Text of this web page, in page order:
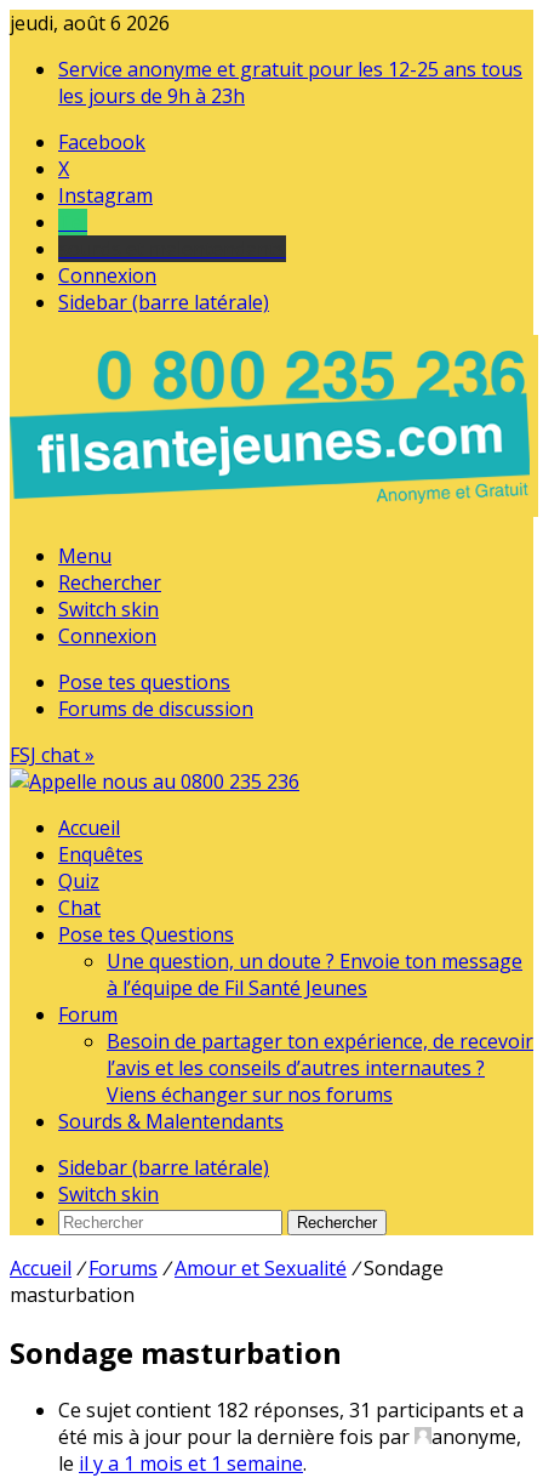
jeudi, août 6 2026
Service anonyme et gratuit pour les 12-25 ans tous
les jours de 9h à 23h
Facebook
X
Instagram
Connexion
Sidebar (barre latérale)
Menu
Rechercher
Switch skin
Connexion
Pose tes questions
Forums de discussion
FSJ chat »
Accueil
Enquêtes
Quiz
Chat
Pose tes Questions
Une question, un doute ? Envoie ton message
à l’équipe de Fil Santé Jeunes
Forum
Besoin de partager ton expérience, de recevoir
l’avis et les conseils d’autres internautes ?
Viens échanger sur nos forums
Sourds & Malentendants
Sidebar (barre latérale)
Switch skin
Rechercher
Accueil / Forums /Amour et Sexualité /Sondage
masturbation
Sondage masturbation
Ce sujet contient 182 réponses, 31 participants et a
été mis à jour pour la dernière fois par
anonyme,
le il y a 1 mois et 1 semaine.